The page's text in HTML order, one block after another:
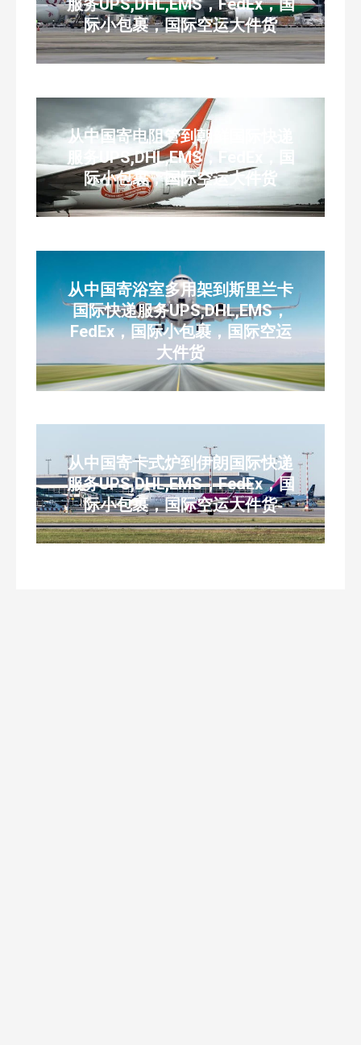
际小包裹，国际空运大件货
从中国寄电阻管到朝鲜国际快递
服务UPS,DHL,EMS，FedEx，国
际小包裹，国际空运大件货
从中国寄浴室多用架到斯里兰卡
国际快递服务UPS,DHL,EMS，
FedEx，国际小包裹，国际空运
大件货
从中国寄卡式炉到伊朗国际快递
服务UPS,DHL,EMS，FedEx，国
际小包裹，国际空运大件货